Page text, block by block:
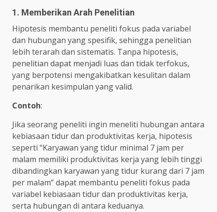
1. Memberikan Arah Penelitian
Hipotesis membantu peneliti fokus pada variabel
dan hubungan yang spesifik, sehingga penelitian
lebih terarah dan sistematis. Tanpa hipotesis,
penelitian dapat menjadi luas dan tidak terfokus,
yang berpotensi mengakibatkan kesulitan dalam
penarikan kesimpulan yang valid.
Contoh:
Jika seorang peneliti ingin meneliti hubungan antara
kebiasaan tidur dan produktivitas kerja, hipotesis
seperti “Karyawan yang tidur minimal 7 jam per
malam memiliki produktivitas kerja yang lebih tinggi
dibandingkan karyawan yang tidur kurang dari 7 jam
per malam” dapat membantu peneliti fokus pada
variabel kebiasaan tidur dan produktivitas kerja,
serta hubungan di antara keduanya.